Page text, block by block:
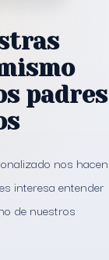
padres
nos hacen
interesa entender
de nuestros